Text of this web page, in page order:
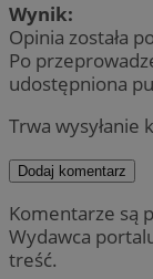
Wynik:
Opinia została
Po
udostępniona
Trwa wysyłanie
Dodaj komentarz
Komentarze są
Wydawca
treść.